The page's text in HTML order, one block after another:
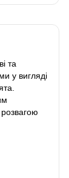
та
у вигляді